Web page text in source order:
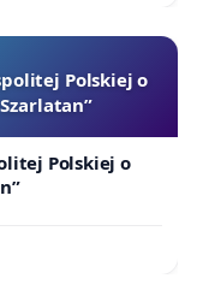
Polskiej o
Polskiej o